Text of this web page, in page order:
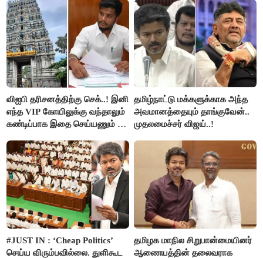
விஐபி தரிசனத்திற்கு செக்..! இனி
எந்த VIP கோயிலுக்கு வந்தாலும்
கண்டிப்பாக இதை செய்யணும் -
தமிழ்நாட்டு மக்களுக்காக அந்த
அவமானத்தையும் தாங்குவேன்..
முதலமைச்சர் விஜய்..!
#JUST IN : ‘Cheap Politics’
செய்ய விரும்பவில்லை. துளிகூட
தமிழக மாநில சிறுபான்மையினர்
ஆணையத்தின் தலைவராக